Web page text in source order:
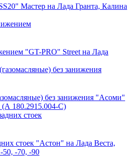
Мастер на Лада Гранта, Калина
"GT-PRO" Street на Лада
без занижения "Асоми"
(А 180.2915.004-С)
стоек "Астон" на Лада Веста,
50, -70, -90